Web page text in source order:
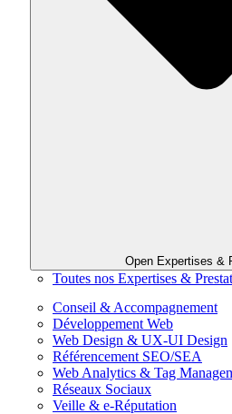
Open Expertises &
Toutes nos Expertises &
Conseil & Accompagnement
Développement Web
Web Design & UX-UI Design
Référencement SEO/SEA
Web Analytics & Tag
Réseaux Sociaux
Veille & e-Réputation